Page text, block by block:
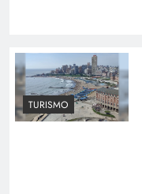
TURISMO